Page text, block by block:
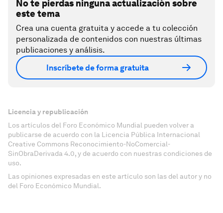
No te pierdas ninguna actualización sobre
este tema
Crea una cuenta gratuita y accede a tu colección
personalizada de contenidos con nuestras últimas
publicaciones y análisis.
Inscríbete de forma gratuita
Licencia y republicación
Los artículos del Foro Económico Mundial pueden volver a
publicarse de acuerdo con la Licencia Pública Internacional
Creative Commons Reconocimiento-NoComercial-
SinObraDerivada 4.0, y de acuerdo con nuestras condiciones de
uso.
Las opiniones expresadas en este artículo son las del autor y no
del Foro Económico Mundial.